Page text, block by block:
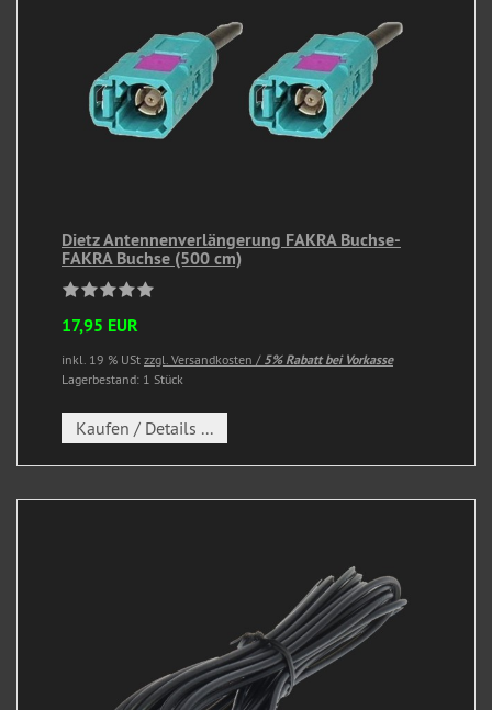
Dietz Antennenverlängerung FAKRA Buchse-
FAKRA Buchse (500 cm)
17,95 EUR
inkl. 19 % USt zzgl. Versandkosten / 5% Rabatt bei Vorkasse
Lagerbestand: 1 Stück
Kaufen / Details ...